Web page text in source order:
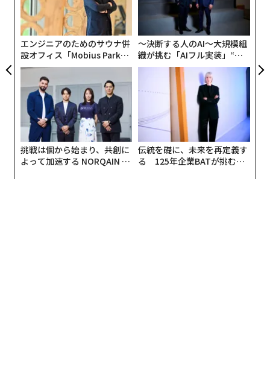
エンジニアのためのサウナ併
設オフィス「Mobius Park」
がオープン──タマディック
が健康経営を徹底する理由
〜決断する人のAI〜大規模組
織が挑む「AIフル実装」“使
う”企業から“動く”企業へ【N
TTドコモビジネス×PwC】
挑戦は個から始まり、共創に
よって加速する NORQAIN JA
伝統を礎に、未来を再定義す
る 125年企業BATが挑むス